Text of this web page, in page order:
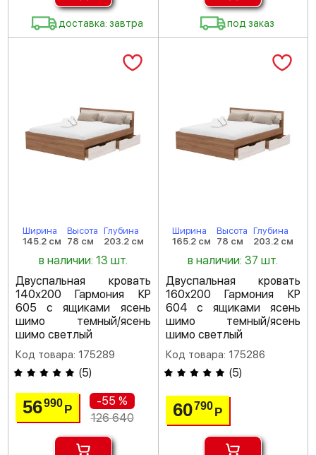
доставка: завтра под заказ
Ширина
145.2 см
Высота
78 см
Глубина
203.2 см
в наличии: 13 шт.
Двуспальная кровать
140х200 Гармония КР
605 с ящиками ясень
шимо темный/ясень
шимо светлый
Код товара: 175289
(5)
56990Р
-55 %
126 640
Ширина
165.2 см
Высота
78 см
Глубина
203.2 см
в наличии: 37 шт.
Двуспальная кровать
160х200 Гармония КР
604 с ящиками ясень
шимо темный/ясень
шимо светлый
Код товара: 175286
(5)
60790 Р